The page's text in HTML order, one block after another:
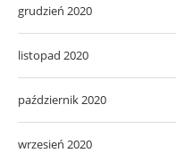
grudzień 2020
listopad 2020
październik 2020
wrzesień 2020